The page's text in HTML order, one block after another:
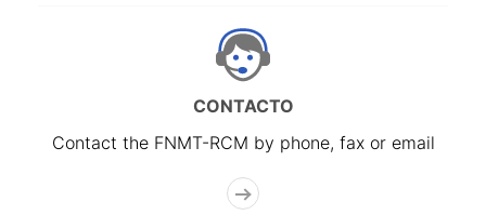
CONTACTO
Contact the FNMT-RCM by phone, fax or email